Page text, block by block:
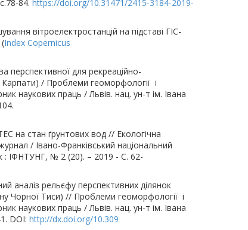
84.https://doi.org/10.31471/2415-3184-2019-
вітроелектростанцій на підставі ГІС-
Index Copernicus
перспективної для рекреаційно-
Карпати) / Проблеми геоморфології і
наукових праць / Львів. нац. ун-т ім. Івана
на стан ґрунтових вод // Екологічна
/ Івано-Франківський національний
: ІФНТУНГ, № 2 (20). – 2019 - С. 62-
аналіз рельєфу перспективних ділянок
Чорної Тиси) // Проблеми геоморфології і
наукових праць / Львів. нац. ун-т ім. Івана
DOI:http://dx.doi.org/10.309